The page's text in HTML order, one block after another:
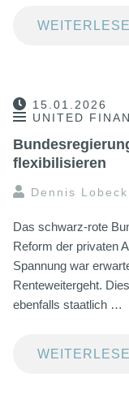
15.01.2026
UNITED
flexibilisieren
Dennis Lobeck
Das schwarz-rote
Reform der privaten
Spannung war
Renteweitergeht.
ebenfalls staatlich …